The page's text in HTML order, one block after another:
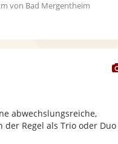
von Bad Mergentheim
abwechslungsreiche,
Regel als Trio oder